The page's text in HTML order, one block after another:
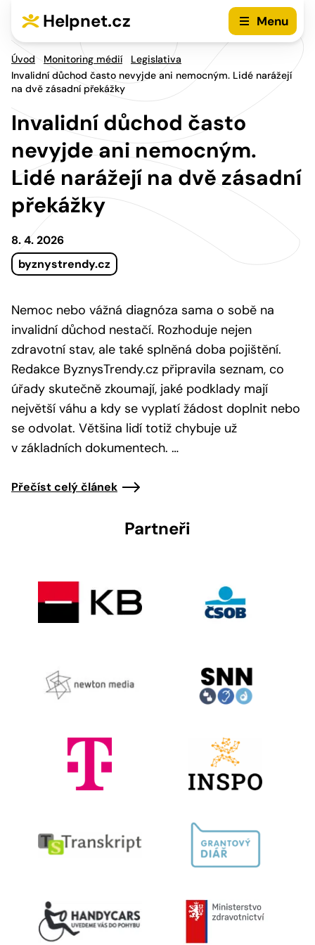
Helpnet.cz Menu
Úvod Monitoring médií
Legislativa
Invalidní důchod často nevyjde ani nemocným. Lidé narážejí
na dvě zásadní překážky
Invalidní důchod často
nevyjde ani nemocným.
Lidé narážejí na dvě zásadní
překážky
8. 4. 2026
byznystrendy.cz
Nemoc nebo vážná diagnóza sama o sobě na
invalidní důchod nestačí. Rozhoduje nejen
zdravotní stav, ale také splněná doba pojištění.
Redakce ByznysTrendy.cz připravila seznam, co
úřady skutečně zkoumají, jaké podklady mají
největší váhu a kdy se vyplatí žádost doplnit nebo
se odvolat. Většina lidí totiž chybuje už
v základních dokumentech. …
Přečíst celý článek
Partneři